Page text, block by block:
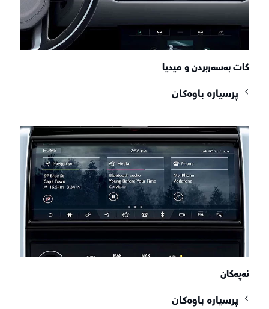
کات بەسەربردن و میدیا
پرسیارە باوەکان
ئەپەکان
پرسیارە باوەکان